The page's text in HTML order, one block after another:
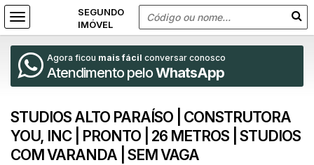
Agora ficou mais fácil conversar conosco
Atendimento peloWhatsApp
STUDIOS ALTO PARAÍSO | CONSTRUTORA
YOU, INC | PRONTO | 26 METROS | STUDIOS
COM VARANDA | SEM VAGA